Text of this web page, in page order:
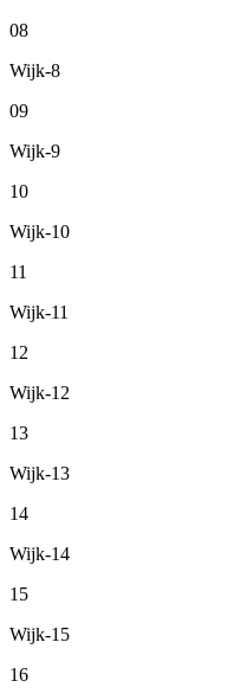
08
Wijk-8
09
Wijk-9
10
Wijk-10
11
Wijk-11
12
Wijk-12
13
Wijk-13
14
Wijk-14
15
Wijk-15
16